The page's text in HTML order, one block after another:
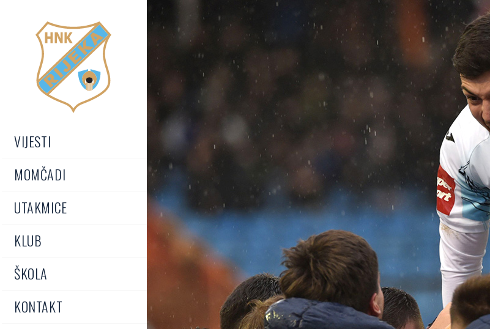
VIJESTI
MOMČADI
UTAKMICE
KLUB
ŠKOLA
KONTAKT